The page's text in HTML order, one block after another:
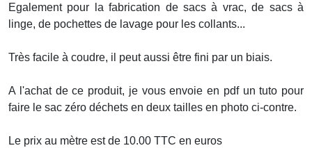
Egalement pour la fabrication de sacs à vrac, de sacs à
linge, de pochettes de lavage pour les collants...
Très facile à coudre, il peut aussi être fini par un biais.
A l'achat de ce produit, je vous envoie en pdf un tuto pour
faire le sac zéro déchets en deux tailles en photo ci-contre.
Le prix au mètre est de 10.00 TTC en euros